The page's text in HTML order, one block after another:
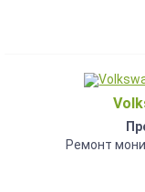
Ремонт